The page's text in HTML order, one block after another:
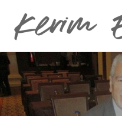
Skip
content
Evren'in
Güncel
Yazıları